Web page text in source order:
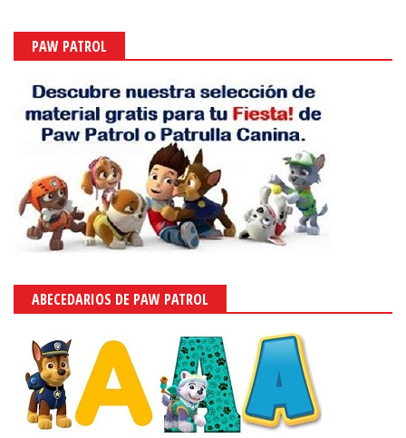
PAW PATROL
ABECEDARIOS DE PAW PATROL